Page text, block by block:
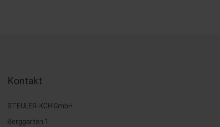
Kontakt
STEULER-KCH GmbH
Berggarten 1